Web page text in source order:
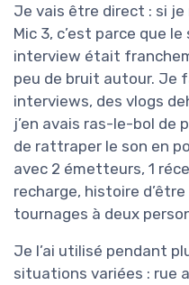
Je vais être direct : si
Mic 3, c’est parce que
interview était
peu de bruit autour. Je
interviews, des vlogs
j’en avais ras-le-bol de
de rattraper le son en
avec 2 émetteurs, 1
recharge, histoire
tournages à deux
Je l’ai utilisé pendant
situations variées : rue